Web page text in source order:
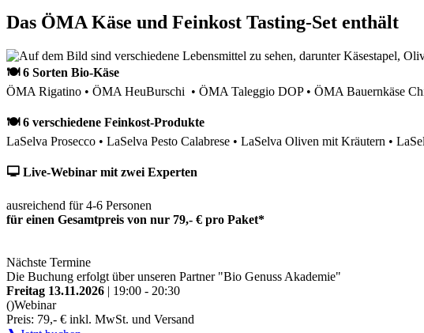
Das ÖMA Käse und Feinkost Tasting-Set enthält
🍽 6 Sorten Bio-Käse
ÖMA Rigatino • ÖMA HeuBurschi • ÖMA Taleggio DOP • ÖMA Bauernkäse
🍽 6 verschiedene Feinkost-Produkte
LaSelva Prosecco • LaSelva Pesto Calabrese • LaSelva Oliven mit Kräutern •
🖵 Live-Webinar mit zwei Experten
ausreichend für 4-6 Personen
für einen Gesamtpreis von nur 79,- € pro Paket*
Nächste Termine
Die Buchung erfolgt über unseren Partner "Bio Genuss Akademie"
Freitag 13.11.2026 | 19:00 - 20:30
()Webinar
Preis: 79,- € inkl. MwSt. und Versand